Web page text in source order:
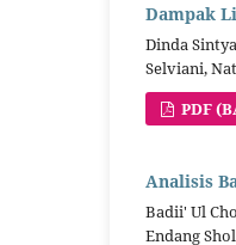
Dampak
Dinda
Selviani,
PDF
Analisis
Badii' Ul
Endang